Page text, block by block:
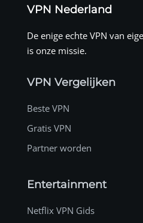
VPN Nederland
De enige echte VPN van
is onze missie.
VPN Vergelijken
Beste VPN
Gratis VPN
Partner worden
Entertainment
Netflix VPN Gids